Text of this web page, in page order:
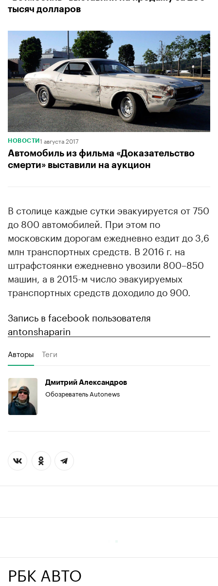
тысяч долларов
НОВОСТИ 1 августа 2017
Автомобиль из фильма «Доказательство
смерти» выставили на аукцион
В столице каждые сутки эвакуируется от 750
до 800 автомобилей. При этом по
московским дорогам ежедневно ездит до 3,6
млн транспортных средств. В 2016 г. на
штрафстоянки ежедневно увозили 800–850
машин, а в 2015-м число эвакуируемых
транспортных средств доходило до 900.
Запись в facebook пользователя
antonshaparin
Авторы Теги
Дмитрий Александров
Обозреватель Autonews
РБК АВТО